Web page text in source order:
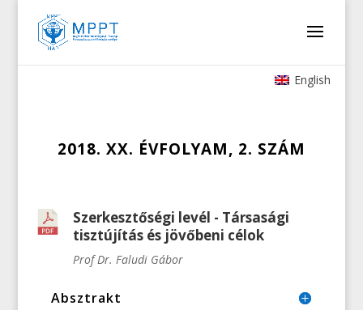
English
2018. XX. ÉVFOLYAM, 2. SZÁM
Szerkesztőségi levél - Társasági
tisztújítás és jövőbeni célok
Prof Dr. Faludi Gábor
Absztrakt